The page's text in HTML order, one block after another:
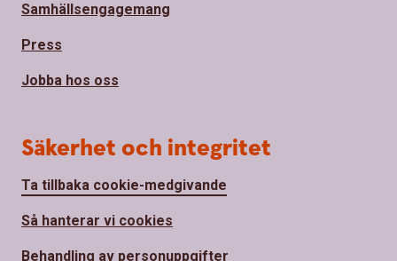
Samhällsengagemang
Press
Jobba hos oss
Säkerhet och integritet
Ta tillbaka cookie-medgivande
Så hanterar vi cookies
Behandling av personuppgifter